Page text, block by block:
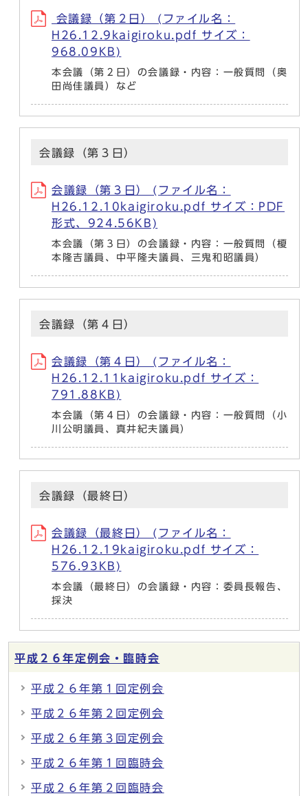
会議録（第２日） (ファイル名：
H26.12.9kaigiroku.pdf サイズ：
968.09KB)
本会議（第２日）の会議録・内容：一般質問（奥
田尚佳議員）など
会議録（第３日）
会議録（第３日） (ファイル名：
H26.12.10kaigiroku.pdf サイズ：PDF
形式、924.56KB)
本会議（第３日）の会議録・内容：一般質問（榎
本隆吉議員、中平隆夫議員、三鬼和昭議員）
会議録（第４日）
会議録（第４日） (ファイル名：
H26.12.11kaigiroku.pdf サイズ：
791.88KB)
本会議（第４日）の会議録・内容：一般質問（小
川公明議員、真井紀夫議員）
会議録（最終日）
会議録（最終日） (ファイル名：
H26.12.19kaigiroku.pdf サイズ：
576.93KB)
本会議（最終日）の会議録・内容：委員長報告、
採決
平成２６年定例会・臨時会
平成２６年第１回定例会
平成２６年第２回定例会
平成２６年第３回定例会
平成２６年第１回臨時会
平成２６年第２回臨時会